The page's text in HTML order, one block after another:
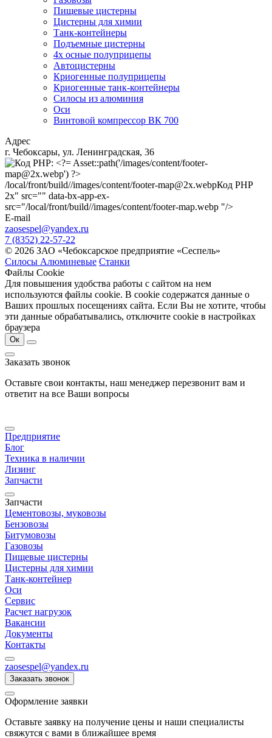
Пищевые цистерны
Цистерны для химии
Танк-контейнеры
Подъемные цистерны
4х осные полуприцепы
Автоцистерны
Криогенные полуприцепы
Криогенные танк-контейнеры
Силосы из алюминия
Оси
Винтовой компрессор ВК 700
Адрес
г. Чебоксары, ул. Ленинградская, 36
/local/front/build//images/content/footer-map@2x.webpКод PHP
2x" src="" data-bx-app-ex-
src="/local/front/build//images/content/footer-map.webp "/>
E-mail
zaosespel@yandex.ru
7 (8352) 22-57-22
© 2026 ЗАО «Чебоксарское предприятие «Сеспель»
Силосы Алюминевые Станки
Файлы Cookie
Для повышения удобства работы с сайтом на нем
используются файлы cookie. В cookie содержатся данные о
Ваших прошлых посещениях сайта. Если Вы не хотите, чтобы
эти данные обрабатывались, отключите cookie в настройках
браузера
Ок
Заказать звонок
Оставьте свои контакты, наш менеджер перезвонит вам и
ответит на все Ваши вопросы
Предприятие
Блог
Техника в наличии
Лизинг
Запчасти
Запчасти
Цементовозы, муковозы
Бензовозы
Битумовозы
Газовозы
Пищевые цистерны
Цистерны для химии
Танк-контейнер
Оси
Сервис
Расчет нагрузок
Вакансии
Документы
Контакты
zaosespel@yandex.ru
Заказать звонок
Оформление заявки
Оставьте заявку на получение цены и наши специалисты
свяжутся с вами в ближайшее время